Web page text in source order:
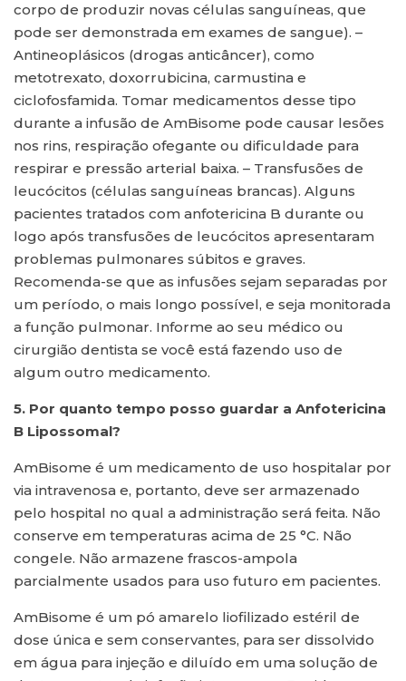
corpo de produzir novas células sanguíneas, que
pode ser demonstrada em exames de sangue). –
Antineoplásicos (drogas anticâncer), como
metotrexato, doxorrubicina, carmustina e
ciclofosfamida. Tomar medicamentos desse tipo
durante a infusão de AmBisome pode causar lesões
nos rins, respiração ofegante ou dificuldade para
respirar e pressão arterial baixa. – Transfusões de
leucócitos (células sanguíneas brancas). Alguns
pacientes tratados com anfotericina B durante ou
logo após transfusões de leucócitos apresentaram
problemas pulmonares súbitos e graves.
Recomenda-se que as infusões sejam separadas por
um período, o mais longo possível, e seja monitorada
a função pulmonar. Informe ao seu médico ou
cirurgião dentista se você está fazendo uso de
algum outro medicamento.
5. Por quanto tempo posso guardar a Anfotericina
B Lipossomal?
AmBisome é um medicamento de uso hospitalar por
via intravenosa e, portanto, deve ser armazenado
pelo hospital no qual a administração será feita. Não
conserve em temperaturas acima de 25 °C. Não
congele. Não armazene frascos-ampola
parcialmente usados para uso futuro em pacientes.
AmBisome é um pó amarelo liofilizado estéril de
dose única e sem conservantes, para ser dissolvido
em água para injeção e diluído em uma solução de